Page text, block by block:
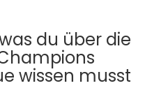
du über die
Champions
wissen musst